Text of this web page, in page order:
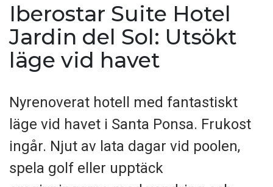
Iberostar Suite Hotel
Jardin del Sol: Utsökt
läge vid havet
Nyrenoverat hotell med fantastiskt
läge vid havet i Santa Ponsa. Frukost
ingår. Njut av lata dagar vid poolen,
spela golf eller upptäck